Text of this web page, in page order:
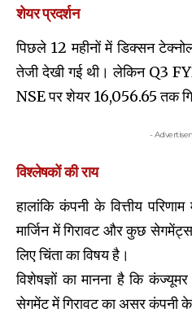
शेयर प्रदर्शन
पिछले 12 महीनों में डिक्सन
तेजी देखी गई थी। लेकिन Q3
NSE पर शेयर ₹16,056.65 तक
-
विश्लेषकों की राय
हालांकि कंपनी के वित्तीय
मार्जिन में गिरावट और कुछ
लिए चिंता का विषय है।
विशेषज्ञों का मानना है कि
सेगमेंट में गिरावट का असर कंपनी